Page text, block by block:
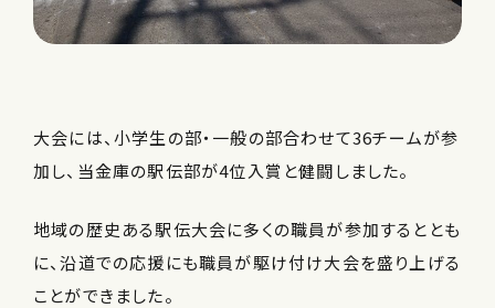
大会には、小学生の部・一般の部合わせて36チームが参
加し、当金庫の駅伝部が4位入賞と健闘しました。
地域の歴史ある駅伝大会に多くの職員が参加するととも
に、沿道での応援にも職員が駆け付け大会を盛り上げる
ことができました。